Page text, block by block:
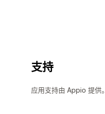
支持
应用支持由 Appio 提供。